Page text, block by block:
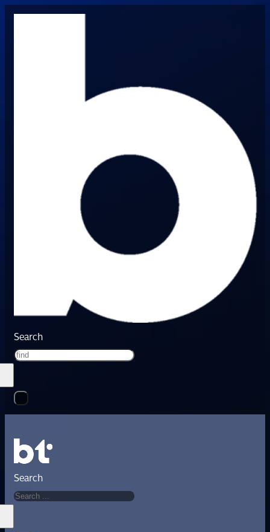
Search
Search